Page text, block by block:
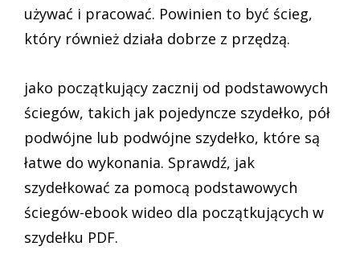
używać i pracować. Powinien to być ścieg,
który również działa dobrze z przędzą.
jako początkujący zacznij od podstawowych
ściegów, takich jak pojedyncze szydełko, pół
podwójne lub podwójne szydełko, które są
łatwe do wykonania. Sprawdź, jak
szydełkować za pomocą podstawowych
ściegów-ebook wideo dla początkujących w
szydełku PDF.